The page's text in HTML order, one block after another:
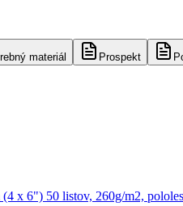
materiál Prospekt
x 6") 50 listov, 260g/m2,